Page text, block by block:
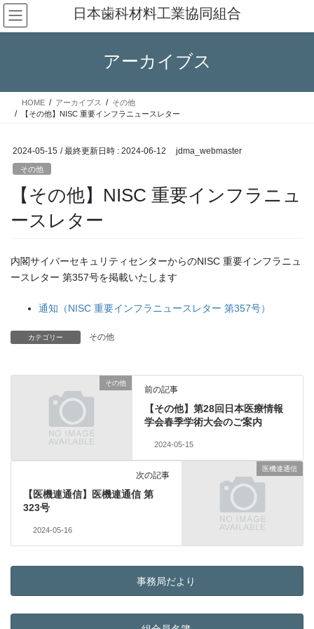
コ
ン
テ
ス
ナ
ビ
ゲ
ン
日本歯科材料工業協同組合
アーカイブス
HOME アーカイブス
その他
【その他】NISC 重要インフラニュースレター
2024-05-15 / 最終更新日時 : 2024-06-12 jdma_webmaster
その他
【その他】NISC 重要インフラニュ
ースレター
内閣サイバーセキュリティセンターからのNISC 重要インフラニュ
ースレター 第357号を掲載いたします
通知（NISC 重要インフラニュースレター 第357号）
カテゴリー その他
その他
前の記事
【その他】第28回日本医療情報
学会春季学術大会のご案内
2024-05-15
医機連通信
次の記事
【医機連通信】医機連通信 第
323号
2024-05-16
事務局だより